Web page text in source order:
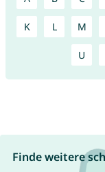
K L M
U
Finde weitere